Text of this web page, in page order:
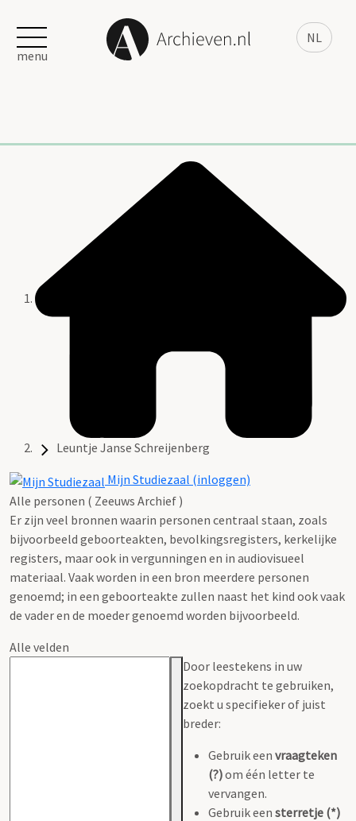
NL
menu
Leuntje Janse Schreijenberg
Mijn Studiezaal (inloggen)
Alle personen ( Zeeuws Archief )
Er zijn veel bronnen waarin personen centraal staan, zoals
bijvoorbeeld geboorteakten, bevolkingsregisters, kerkelijke
registers, maar ook in vergunningen en in audiovisueel
materiaal. Vaak worden in een bron meerdere personen
genoemd; in een geboorteakte zullen naast het kind ook vaak
de vader en de moeder genoemd worden bijvoorbeeld.
Alle velden
Door leestekens in uw
zoekopdracht te gebruiken,
zoekt u specifieker of juist
breder:
Gebruik een vraagteken
(?)om één letter te
vervangen.
Gebruik een sterretje (*)